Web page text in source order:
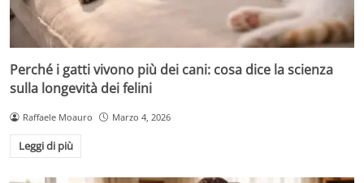
Perché i gatti vivono più dei cani: cosa dice la scienza
sulla longevità dei felini
Raffaele Moauro Marzo 4, 2026
Leggi di più